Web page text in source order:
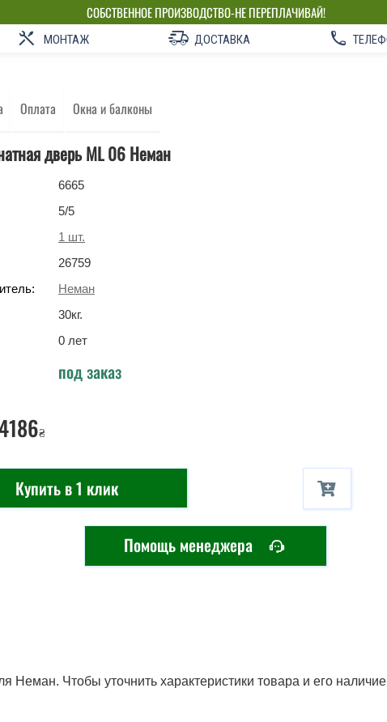
СОБСТВЕННОЕ ПРОИЗВОДСТВО-НЕ ПЕРЕПЛАЧИВАЙ!
МОНТАЖ ДОСТАВКА
Оплата Окна и балконы
дверь ML 06 Неман
6665
5/5
1 шт.
26759
Неман
30кг.
0 лет
под заказ
₴
Купить в 1 клик
Помощь менеджера
Неман. Чтобы уточнить характеристики товара и его